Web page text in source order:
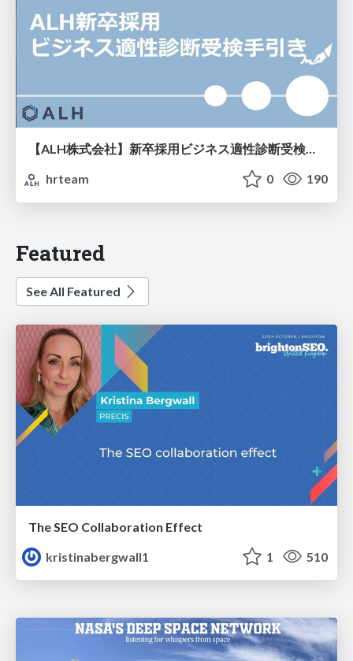
【ALH株式会社】新卒採用ビジネス適性診断受検手引き
hrteam
0 190
Featured
See All Featured
The SEO Collaboration Effect
kristinabergwall1
1 510